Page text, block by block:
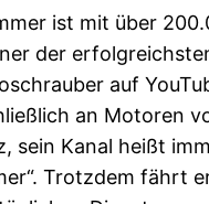
ist mit über
der
auf
an Motoren
sein Kanal heißt
Trotzdem fährt